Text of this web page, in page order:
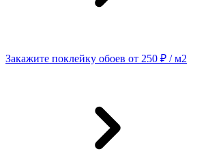
Закажите поклейку обоев от 250 ₽ / м2